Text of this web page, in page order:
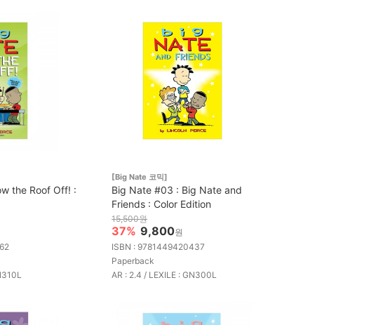
the Roof Off! :
[Big Nate 코믹]
Big Nate #03 : Big Nate and
Friends : Color Edition
15,500원
37% 9,800원
ISBN : 9781449420437
Paperback
AR : 2.4 / LEXILE : GN300L